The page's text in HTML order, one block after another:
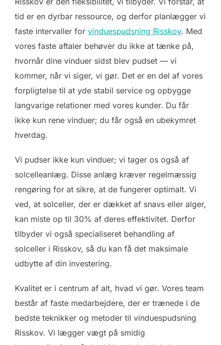
tid er en dyrbar ressource, og derfor planlægger vi
faste intervaller for vinduespudsning Risskov. Med
vores faste aftaler behøver du ikke at tænke på,
hvornår dine vinduer sidst blev pudset — vi
kommer, når vi siger, vi gør. Det er en del af vores
forpligtelse til at yde stabil service og opbygge
langvarige relationer med vores kunder. Du får
ikke kun rene vinduer; du får også en ubekymret
hverdag.
Vi pudser ikke kun vinduer; vi tager os også af
solcelleanlæg. Disse anlæg kræver regelmæssig
rengøring for at sikre, at de fungerer optimalt. Vi
ved, at solceller, der er dækket af snavs eller alger,
kan miste op til 30% af deres effektivitet. Derfor
tilbyder vi også specialiseret behandling af
solceller i Risskov, så du kan få det maksimale
udbytte af din investering.
Kvalitet er i centrum af alt, hvad vi gør. Vores team
består af faste medarbejdere, der er trænede i de
bedste teknikker og metoder til vinduespudsning
Risskov. Vi lægger vægt på smidig